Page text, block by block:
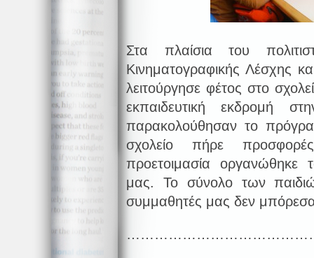
Στα πλαίσια του
Κινηματογραφικής Λέσχης
λειτούργησε φέτος στο
εκπαιδευτική εκδρομή
παρακολούθησαν το
σχολείο πήρε
προετοιμασία
μας. Το σύνολο των
συμμαθητές μας δεν